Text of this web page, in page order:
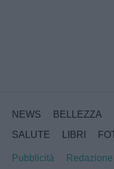
NEWS BELLEZZA
SALUTE
LIBRI
Pubblicità Redazione